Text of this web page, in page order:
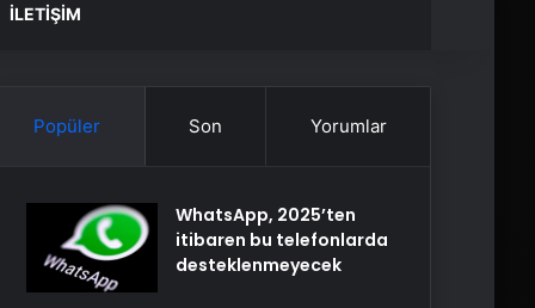
İLETIŞIM
Popüler Son Yorumlar
WhatsApp, 2025’ten
itibaren bu telefonlarda
desteklenmeyecek